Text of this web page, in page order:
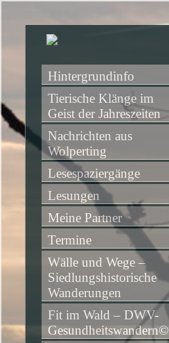
Hintergrundinfo
Tierische Klänge im
Geist der Jahreszeiten
Nachrichten aus
Wolperting
Lesespaziergänge
Lesungen
Meine Partner
Termine
Wälle und Wege –
Siedlungshistorische
Wanderungen
Fit im Wald – DWV-
Gesundheitswandern©